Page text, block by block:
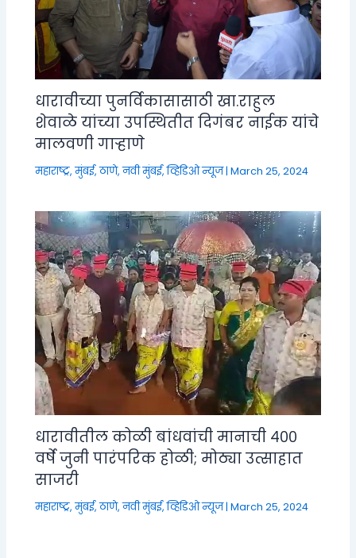
धारावीच्या पुनर्विकासासाठी खा.राहुल
शेवाळे यांच्या उपस्थितीत दिगंबर नाईक यांचे
मालवणी गाऱ्हाणे
महाराष्ट्र,मुंबई, ठाणे, नवी मुंबई,व्हिडिओ न्यूज|March 25, 2024
धारावीतील कोळी बांधवांची मानाची ४००
वर्षे जुनी पारंपरिक होळी; मोठ्या उत्साहात
साजरी
महाराष्ट्र,मुंबई, ठाणे, नवी मुंबई,व्हिडिओ न्यूज|March 25, 2024